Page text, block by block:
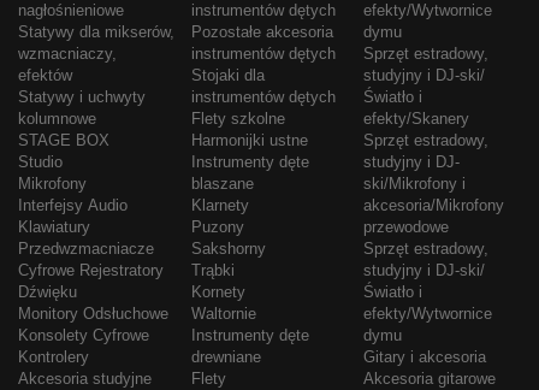
nagłośnieniowe
Statywy dla mikserów,
wzmacniaczy,
efektów
Statywy i uchwyty
kolumnowe
STAGE BOX
Studio
Mikrofony
Interfejsy Audio
Klawiatury
Przedwzmacniacze
Cyfrowe Rejestratory
Dźwięku
Monitory Odsłuchowe
Konsolety Cyfrowe
Kontrolery
Akcesoria studyjne
instrumentów dętych
Pozostałe akcesoria
instrumentów dętych
Stojaki dla
instrumentów dętych
Flety szkolne
Harmonijki ustne
Instrumenty dęte
blaszane
Klarnety
Puzony
Sakshorny
Trąbki
Kornety
Waltornie
Instrumenty dęte
drewniane
Flety
efekty/Wytwornice
dymu
Sprzęt estradowy,
studyjny i DJ-ski/
Światło i
efekty/Skanery
Sprzęt estradowy,
studyjny i DJ-
ski/Mikrofony i
akcesoria/Mikrofony
przewodowe
Sprzęt estradowy,
studyjny i DJ-ski/
Światło i
efekty/Wytwornice
dymu
Gitary i akcesoria
Akcesoria gitarowe